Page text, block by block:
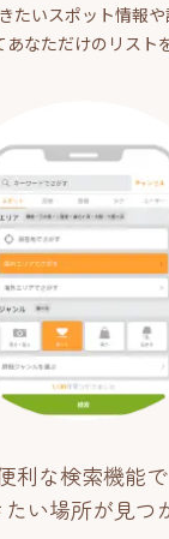
たいスポット情報
なただけのリスト
利な検索機能で
い場所が見つ